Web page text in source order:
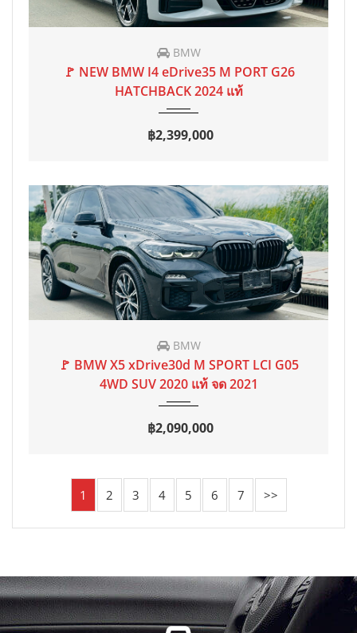
AT
BMW
🚩 NEW BMW I4 eDrive35 M PORT G26
HATCHBACK 2024 แท้
฿2,399,000
2020 จด 2021
BMW
🚩 BMW X5 xDrive30d M SPORT LCI G05
4WD SUV 2020 แท้ จด 2021
฿2,090,000
1 2 3 4 5 6 7 >>